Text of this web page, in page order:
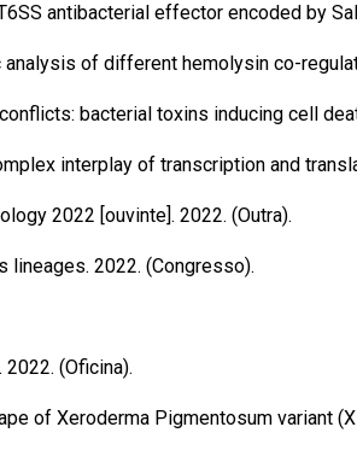
antibacterial effector encoded by
of different hemolysin co-
bacterial toxins inducing cell
interplay of transcription and
2022 [ouvinte]. 2022. (Outra).
2022. (Congresso).
(Oficina).
of Xeroderma Pigmentosum variant